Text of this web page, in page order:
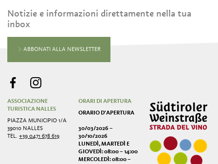
Notizie e informazioni direttamente nella tua
inbox
ABBONATI ALLA NEWSLETTER
ASSOCIAZIONE
TURISTICA NALLES
PIAZZA MUNICIPIO 1/A
39010 NALLES
TEL.+39 0471 678 619
ORARI DI APERTURA
ORARIO D'APERTURA
30/03/2026 –
30/10/2026
LUNEDÌ, MARTEDÌ E
GIOVEDÌ: 08:00 – 14:00
MERCOLEDÌ: 08:00 –